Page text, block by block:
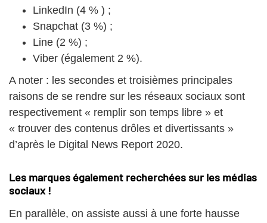
LinkedIn (4 % ) ;
Snapchat (3 %) ;
Line (2 %) ;
Viber (également 2 %).
A noter : les secondes et troisièmes principales
raisons de se rendre sur les réseaux sociaux sont
respectivement « remplir son temps libre » et
« trouver des contenus drôles et divertissants »
d’après le Digital News Report 2020.
Les marques également recherchées sur les médias
sociaux !
En parallèle, on assiste aussi à une forte hausse